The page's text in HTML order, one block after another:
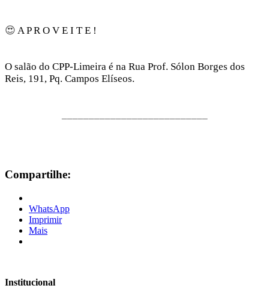
😍 A P R O V E I T E !
O salão do CPP-Limeira é na Rua Prof. Sólon Borges dos
Reis, 191, Pq. Campos Elíseos.
Compartilhe:
WhatsApp
Imprimir
Mais
Institucional